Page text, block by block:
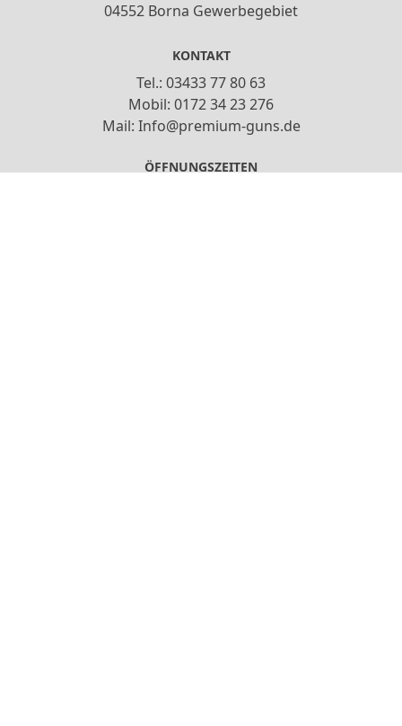
04552 Borna Gewerbegebiet
KONTAKT
Tel.: 03433 77 80 63
Mobil: 0172 34 23 276
Mail: Info@premium-guns.de
ÖFFNUNGSZEITEN